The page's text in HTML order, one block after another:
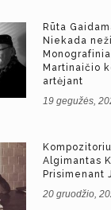
Rūta
Niekada
Martinaičio
artėjant
19 gegužės,
Algimantas
Prisimenant
20 gruodžio,